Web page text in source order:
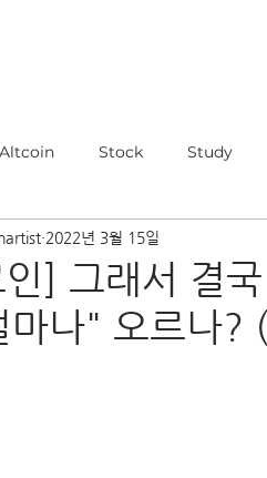
Altcoin Stock Study
인] 그래서 결
마나" 오르나
2022년 3월 15일